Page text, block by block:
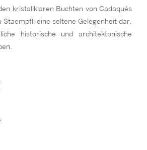
kristallklaren Buchten von Cadaqués
eine seltene Gelegenheit dar,
historische und architektonische